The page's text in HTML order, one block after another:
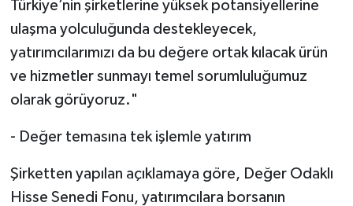
Türkiye’nin şirketlerine yüksek potansiyellerine
ulaşma yolculuğunda destekleyecek,
yatırımcılarımızı da bu değere ortak kılacak ürün
ve hizmetler sunmayı temel sorumluluğumuz
olarak görüyoruz."
- Değer temasına tek işlemle yatırım
Şirketten yapılan açıklamaya göre, Değer Odaklı
Hisse Senedi Fonu, yatırımcılara borsanın